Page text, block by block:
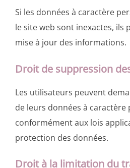
Si les données à caractère
le site web sont inexactes, ils
mise à jour des informations.
Droit de suppression
Les utilisateurs peuvent
de leurs données à caractère
conformément aux lois
protection des données.
Droit à la limitation du